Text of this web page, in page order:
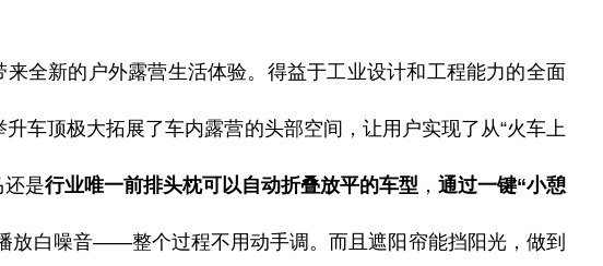
全新的户外露营生活体验。得益于工业设计和工程能力的全面
升车顶极大拓展了车内露营的头部空间，让用户实现了从“火车上
还是行业唯一前排头枕可以自动折叠放平的车型 ， 通过一键“小憩
放白噪音——整个过程不用动手调。而且遮阳帘能挡阳光，做到